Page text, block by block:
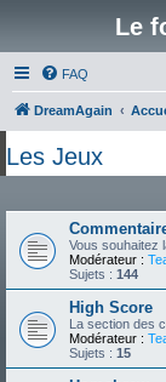
Le
FAQ
DreamAgain
Les Jeux
Vous souhaitez
Modérateur :
Sujets : 144
High Score
La section des
Modérateur :
Sujets : 15